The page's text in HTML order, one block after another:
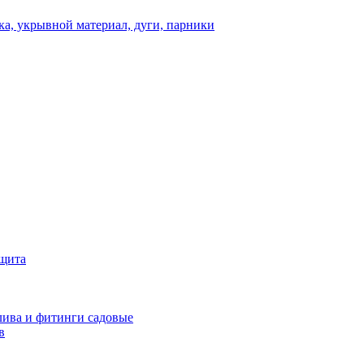
укрывной материал, дуги, парники
и фитинги садовые